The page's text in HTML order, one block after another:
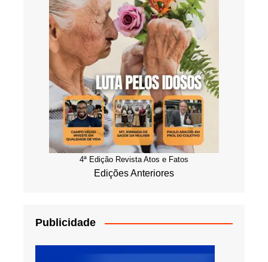
4ª Edição Revista Atos e Fatos
Edições Anteriores
Publicidade